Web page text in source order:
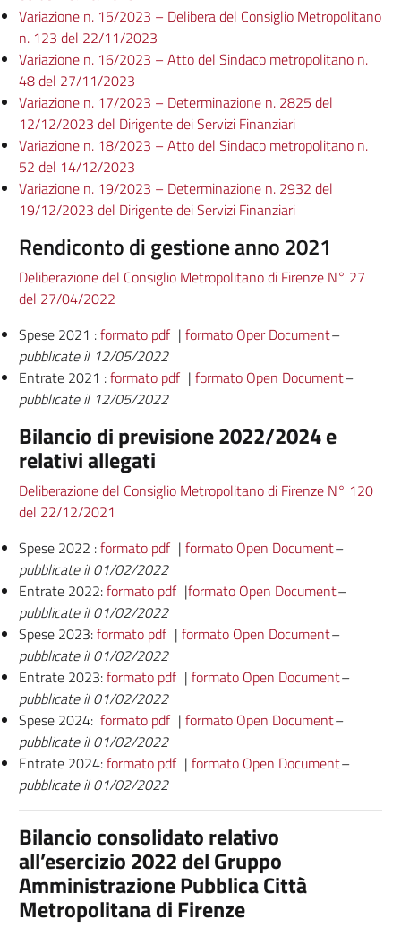
Variazione n. 15/2023 – Delibera del Consiglio Metropolitano
n. 123 del 22/11/2023
Variazione n. 16/2023 – Atto del Sindaco metropolitano n.
48 del 27/11/2023
Variazione n. 17/2023 – Determinazione n. 2825 del
12/12/2023 del Dirigente dei Servizi Finanziari
Variazione n. 18/2023 – Atto del Sindaco metropolitano n.
52 del 14/12/2023
Variazione n. 19/2023 – Determinazione n. 2932 del
19/12/2023 del Dirigente dei Servizi Finanziari
Rendiconto di gestione anno 2021
Deliberazione del Consiglio Metropolitano di Firenze N° 27
del 27/04/2022
Spese 2021 :formato pdf | formato Oper Document–
pubblicate il 12/05/2022
Entrate 2021 :formato pdf | formato Open Document–
pubblicate il 12/05/2022
Bilancio di previsione 2022/2024 e
relativi allegati
Deliberazione del Consiglio Metropolitano di Firenze N° 120
del 22/12/2021
Spese 2022 :formato pdf | formato Open Document–
pubblicate il 01/02/2022
Entrate 2022:formato pdf |formato Open Document–
pubblicate il 01/02/2022
Spese 2023:formato pdf | formato Open Document–
pubblicate il 01/02/2022
Entrate 2023:formato pdf | formato Open Document–
pubblicate il 01/02/2022
Spese 2024: formato pdf | formato Open Document–
pubblicate il 01/02/2022
Entrate 2024:formato pdf | formato Open Document–
pubblicate il 01/02/2022
Bilancio consolidato relativo
all’esercizio 2022 del Gruppo
Amministrazione Pubblica Città
Metropolitana di Firenze